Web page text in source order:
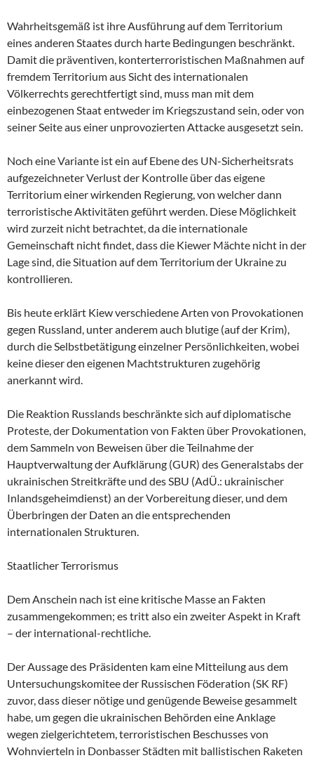
Wahrheitsgemäß ist ihre Ausführung auf dem Territorium
eines anderen Staates durch harte Bedingungen beschränkt.
Damit die präventiven, konterterroristischen Maßnahmen auf
fremdem Territorium aus Sicht des internationalen
Völkerrechts gerechtfertigt sind, muss man mit dem
einbezogenen Staat entweder im Kriegszustand sein, oder von
seiner Seite aus einer unprovozierten Attacke ausgesetzt sein.
Noch eine Variante ist ein auf Ebene des UN-Sicherheitsrats
aufgezeichneter Verlust der Kontrolle über das eigene
Territorium einer wirkenden Regierung, von welcher dann
terroristische Aktivitäten geführt werden. Diese Möglichkeit
wird zurzeit nicht betrachtet, da die internationale
Gemeinschaft nicht findet, dass die Kiewer Mächte nicht in der
Lage sind, die Situation auf dem Territorium der Ukraine zu
kontrollieren.
Bis heute erklärt Kiew verschiedene Arten von Provokationen
gegen Russland, unter anderem auch blutige (auf der Krim),
durch die Selbstbetätigung einzelner Persönlichkeiten, wobei
keine dieser den eigenen Machtstrukturen zugehörig
anerkannt wird.
Die Reaktion Russlands beschränkte sich auf diplomatische
Proteste, der Dokumentation von Fakten über Provokationen,
dem Sammeln von Beweisen über die Teilnahme der
Hauptverwaltung der Aufklärung (GUR) des Generalstabs der
ukrainischen Streitkräfte und des SBU (AdÜ.: ukrainischer
Inlandsgeheimdienst) an der Vorbereitung dieser, und dem
Überbringen der Daten an die entsprechenden
internationalen Strukturen.
Staatlicher Terrorismus
Dem Anschein nach ist eine kritische Masse an Fakten
zusammengekommen; es tritt also ein zweiter Aspekt in Kraft
– der international-rechtliche.
Der Aussage des Präsidenten kam eine Mitteilung aus dem
Untersuchungskomitee der Russischen Föderation (SK RF)
zuvor, dass dieser nötige und genügende Beweise gesammelt
habe, um gegen die ukrainischen Behörden eine Anklage
wegen zielgerichtetem, terroristischen Beschusses von
Wohnvierteln in Donbasser Städten mit ballistischen Raketen